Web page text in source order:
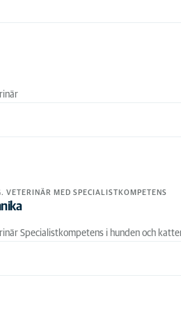
VETERINÄR MED SPECIALISTKOMPETENS
Specialistkompetens i hunden och